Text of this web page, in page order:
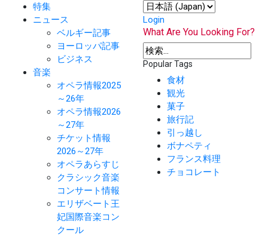
特集
ニュース
ベルギー記事
ヨーロッパ記事
ビジネス
音楽
オペラ情報2025
～26年
オペラ情報2026
～27年
チケット情報
2026～27年
オペラあらすじ
クラシック音楽
コンサート情報
エリザベート王
妃国際音楽コン
クール
Login
What Are You Looking For?
Popular Tags
食材
観光
菓子
旅行記
引っ越し
ボナペティ
フランス料理
チョコレート